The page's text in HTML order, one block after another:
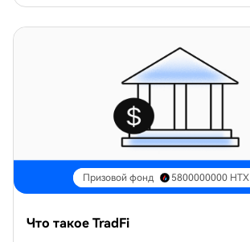
Призовой фонд 5800000000 HTX
Что такое TradFi